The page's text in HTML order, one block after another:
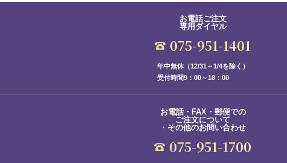
お電話ご注文
専用ダイヤル
075-951-1401
年中無休（12/31～1/4を除く）
受付時間9：00～18：00
お電話・FAX・郵便での
ご注文について
・その他のお問い合わせ
075-951-1700